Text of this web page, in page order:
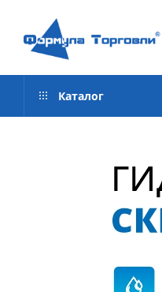
Каталог